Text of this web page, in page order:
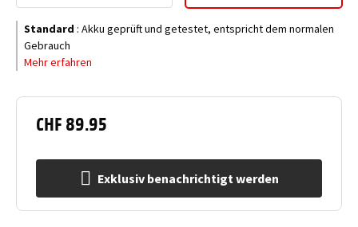
CHF 89.95
Exklusiv benachrichtigt werden
Standard : Akku geprüft und getestet, entspricht dem normalen
Gebrauch
Mehr erfahren